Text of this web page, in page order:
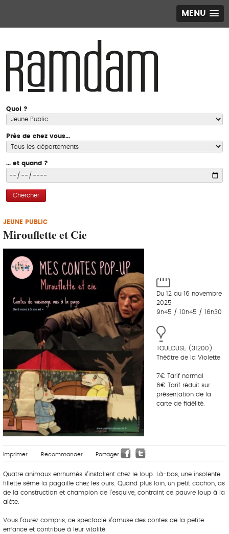
MENU
Quoi ?
Près de chez vous...
... et quand ?
Chercher
JEUNE PUBLIC
Mirouflette et Cie
Du 12 au 16 novembre
2025
9h45 / 10h45 / 16h30
TOULOUSE (31200)
Théâtre de la Violette
7€ Tarif normal
6€ Tarif réduit sur
présentation de la
carte de fidélité.
Imprimer Recommander Partager
Quatre animaux enrhumés s’installent chez le loup. Là-bas, une insolente
fillette sème la pagaille chez les ours. Quand plus loin, un petit cochon, as
de la construction et champion de l’esquive, contraint ce pauvre loup à la
diète.
Vous l’aurez compris, ce spectacle s’amuse des contes de la petite
enfance et contribue à leur vitalité.